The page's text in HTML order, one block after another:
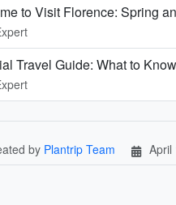
to Visit Florence: Spring
Travel Guide: What to
by Plantrip Team April